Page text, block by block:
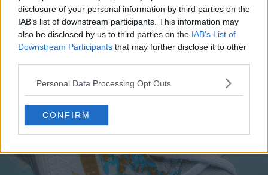
disclosure of your personal information by third parties on the
IAB’s list of downstream participants. This information may
also be disclosed by us to third parties on the IAB’s List of
Downstream Participants that may further disclose it to other
Personal Data Processing Opt Outs
CONFIRM